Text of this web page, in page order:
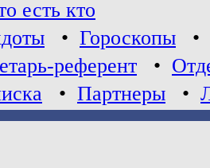
есть кто
• Гороскопы •
референт •
• Партнеры •